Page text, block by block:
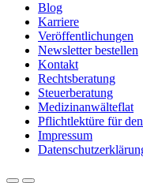
Blog
Karriere
Veröffentlichungen
Newsletter bestellen
Kontakt
Rechtsberatung
Steuerberatung
Medizinanwälteflat
Pflichtlektüre für
Impressum